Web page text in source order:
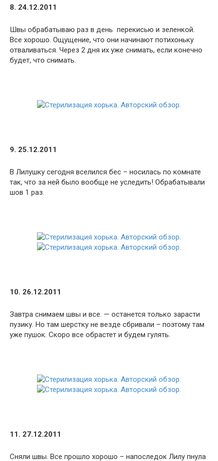
8. 24.12.2011
Швы обрабатываю раз в день перекисью и зеленкой.
Все хорошо. Ощущение, что они начинают потихоньку
отваливаться. Через 2 дня их уже снимать, если конечно
будет, что снимать.
9. 25.12.2011
В Лилушку сегодня вселился бес – носилась по комнате
так, что за ней было вообще не уследить! Обрабатывали
шов 1 раз.
10. 26.12.2011
Завтра снимаем швы и все. — останется только зарасти
пузику. Но там шерстку не везде сбривали – поэтому там
уже пушок. Скоро все обрастет и будем гулять.
11. 27.12.2011
Сняли швы. Все прошло хорошо – напоследок Лилу пнула